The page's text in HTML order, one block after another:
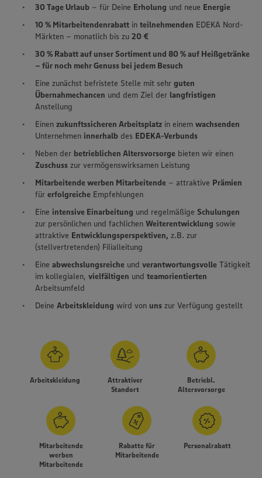
Wir setzen Cookies und andere Technologien ein, um Ihnen
ein bestmögliches Nutzungserlebnis unserer Website zu
ermöglichen. Wir verwenden Ihre Daten, um unsere
30 Tage Urlaub – für Deine Erholung und neue Energie
10 % Mitarbeitendenrabatt in teilnehmenden EDEKA Nord-
Märkten – monatlich bis zu 20 €
30 % Rabatt auf unser Sortiment und 80 % auf Heißgetränke
– für noch mehr Genuss bei jedem Besuch
Eine zunächst befristete Stelle mit sehr guten
Übernahmechancen und dem Ziel der langfristigen
Anstellung
Einen zukunftssicheren Arbeitsplatz in einem wachsenden
Unternehmen innerhalb des EDEKA-Verbunds
Neben der betrieblichen Altersvorsorge bieten wir einen
Zuschuss zur vermögenswirksamen Leistung
Mitarbeitende werben Mitarbeitende – attraktive Prämien
für erfolgreiche Empfehlungen
Eine intensive Einarbeitung und regelmäßige Schulungen
zur persönlichen und fachlichen Weiterentwicklung sowie
attraktive Entwicklungsperspektiven, z.B. zur
(stellvertretenden) Filialleitung
Eine abwechslungsreiche und verantwortungsvolle Tätigkeit
im kollegialen, vielfältigen und teamorientierten
Arbeitsumfeld
Deine Arbeitskleidung wird von uns zur Verfügung gestellt
Arbeitskleidung
Attraktiver
Standort
Betriebl.
Altersvorsorge
Mitarbeitende
werben
Mitarbeitende
Rabatte für
Mitarbeitende
Personalrabatt